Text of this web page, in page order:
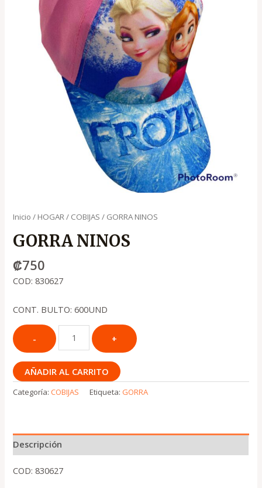
Inicio / HOGAR / COBIJAS / GORRA NINOS
GORRA NINOS
₡750
COD: 830627
CONT. BULTO: 600UND
AÑADIR AL CARRITO
Categoría:COBIJAS Etiqueta: GORRA
Descripción
COD: 830627